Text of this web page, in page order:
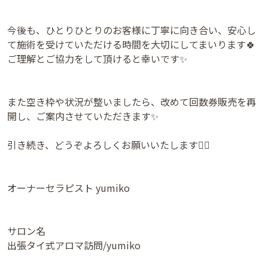
今後も、ひとりひとりのお客様に丁寧に向き合い、安心し
て施術を受けていただける時間を大切にしてまいります🍀
ご理解とご協力をして頂けると幸いです✨
また空き枠や状況が整いましたら、改めて回数券販売を再
開し、ご案内させていただきます✨
引き続き、どうぞよろしくお願いいたします🙇‍♀️
オーナーセラピスト yumiko
サロン名
出張タイ式アロマ訪問/yumiko